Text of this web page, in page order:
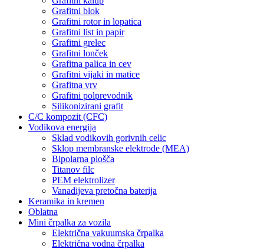
Grafitni blok
Grafitni rotor in lopatica
Grafitni list in papir
Grafitni grelec
Grafitni lonček
Grafitna palica in cev
Grafitni vijaki in matice
Grafitna vrv
Grafitni polprevodnik
Silikonizirani grafit
C/C kompozit (CFC)
Vodikova energija
Sklad vodikovih gorivnih celic
Sklop membranske elektrode (MEA)
Bipolarna plošča
Titanov filc
PEM elektrolizer
Vanadijeva pretočna baterija
Keramika in kremen
Oblatna
Mini črpalka za vozila
Električna vakuumska črpalka
Električna vodna črpalka